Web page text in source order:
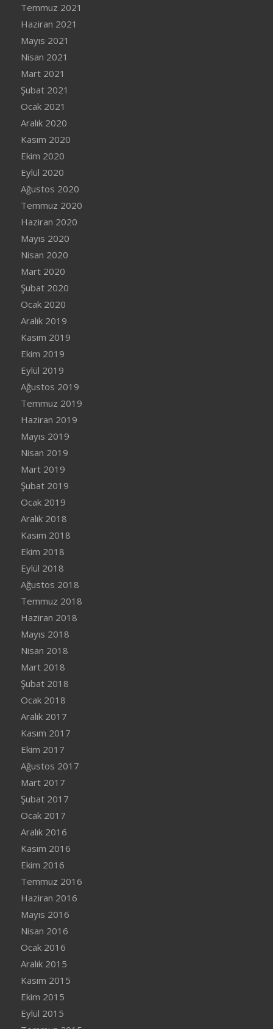
Temmuz 2021
Haziran 2021
Mayıs 2021
Nisan 2021
Mart 2021
Şubat 2021
Ocak 2021
Aralık 2020
Kasım 2020
Ekim 2020
Eylül 2020
Ağustos 2020
Temmuz 2020
Haziran 2020
Mayıs 2020
Nisan 2020
Mart 2020
Şubat 2020
Ocak 2020
Aralık 2019
Kasım 2019
Ekim 2019
Eylül 2019
Ağustos 2019
Temmuz 2019
Haziran 2019
Mayıs 2019
Nisan 2019
Mart 2019
Şubat 2019
Ocak 2019
Aralık 2018
Kasım 2018
Ekim 2018
Eylül 2018
Ağustos 2018
Temmuz 2018
Haziran 2018
Mayıs 2018
Nisan 2018
Mart 2018
Şubat 2018
Ocak 2018
Aralık 2017
Kasım 2017
Ekim 2017
Ağustos 2017
Mart 2017
Şubat 2017
Ocak 2017
Aralık 2016
Kasım 2016
Ekim 2016
Temmuz 2016
Haziran 2016
Mayıs 2016
Nisan 2016
Ocak 2016
Aralık 2015
Kasım 2015
Ekim 2015
Eylül 2015